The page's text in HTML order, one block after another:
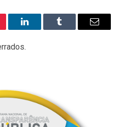
LinkedInTumblr
E-